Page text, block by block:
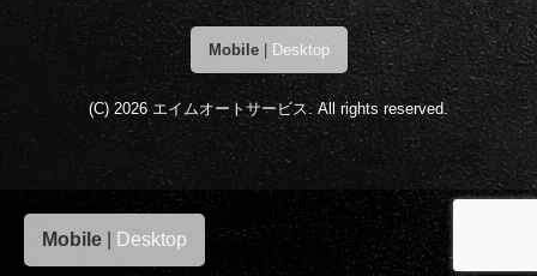
Mobile| Desktop
(C) 2026 エイムオートサービス . All rights reserved.
Mobile Desktop